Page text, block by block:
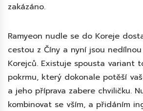
zakázáno.
Ramyeon nudle se do Koreje
cestou z Číny a nyní jsou
Korejců. Existuje spousta variant
pokrmu, který dokonale potěší
a jeho příprava zabere chviličku.
kombinovat se vším, a přidáním